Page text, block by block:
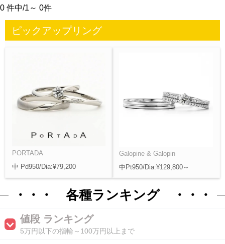
0 件中/1～ 0件
ピックアップリング
PORTADA
中 Pd950/Dia:¥79,200
Galopine & Galopin
中Pt950/Dia:¥129,800～
・・・ 各種ランキング ・・・
値段 ランキング
5万円以下の指輪～100万円以上まで